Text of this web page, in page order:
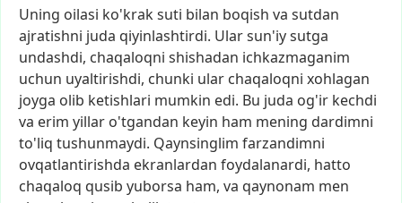
Uning oilasi ko'kraksuti bilan boqish va sutdan
ajratishni juda qiyinlashtirdi. Ularsun'iysutga
undashdi, chaqaloqni shishadan ichkazmaganim
uchun uyaltirishdi, chunki ular chaqaloqni xohlagan
joyga olib ketishlari mumkin edi. Bu juda og'ir kechdi
va erim yillar o'tgandan keyin ham mening dardimni
to'liq tushunmaydi. Qaynsinglim farzandimni
ovqatlantirishda ekranlardan foydalanardi, hatto
chaqaloq qusib yuborsa ham, va qaynonam men